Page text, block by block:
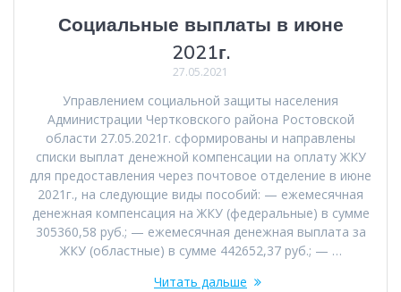
Социальные выплаты в июне
2021г.
27.05.2021
Управлением социальной защиты населения
Администрации Чертковского района Ростовской
области 27.05.2021г. сформированы и направлены
списки выплат денежной компенсации на оплату ЖКУ
для предоставления через почтовое отделение в июне
2021г., на следующие виды пособий: — ежемесячная
денежная компенсация на ЖКУ (федеральные) в сумме
305360,58 руб.; — ежемесячная денежная выплата за
ЖКУ (областные) в сумме 442652,37 руб.; — …
Читать дальше